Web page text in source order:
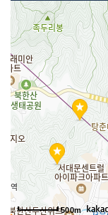
이용요금
이용시간
500m